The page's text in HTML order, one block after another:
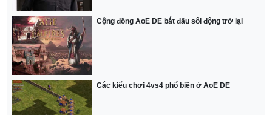
Cộng đồng AoE DE bắt đầu sôi động trở lại
Các kiểu chơi 4vs4 phổ biến ở AoE DE